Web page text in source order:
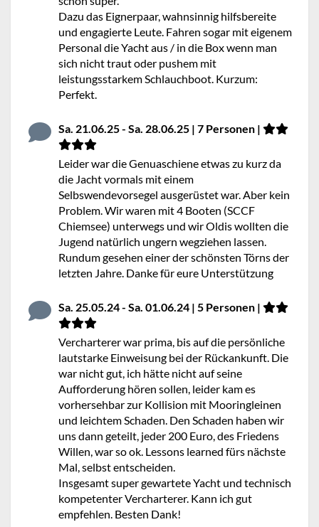
Dazu das Eignerpaar, wahnsinnig hilfsbereite
und engagierte Leute. Fahren sogar mit eigenem
Personal die Yacht aus / in die Box wenn man
sich nicht traut oder pushem mit
leistungsstarkem Schlauchboot. Kurzum:
Perfekt.
Sa. 21.06.25 - Sa. 28.06.25 | 7 Personen |
Leider war die Genuaschiene etwas zu kurz da
die Jacht vormals mit einem
Selbswendevorsegel ausgerüstet war. Aber kein
Problem. Wir waren mit 4 Booten (SCCF
Chiemsee) unterwegs und wir Oldis wollten die
Jugend natürlich ungern wegziehen lassen.
Rundum gesehen einer der schönsten Törns der
letzten Jahre. Danke für eure Unterstützung
Sa. 25.05.24 - Sa. 01.06.24 | 5 Personen |
Vercharterer war prima, bis auf die persönliche
lautstarke Einweisung bei der Rückankunft. Die
war nicht gut, ich hätte nicht auf seine
Aufforderung hören sollen, leider kam es
vorhersehbar zur Kollision mit Mooringleinen
und leichtem Schaden. Den Schaden haben wir
uns dann geteilt, jeder 200 Euro, des Friedens
Willen, war so ok. Lessons learned fürs nächste
Mal, selbst entscheiden.
Insgesamt super gewartete Yacht und technisch
kompetenter Vercharterer. Kann ich gut
empfehlen. Besten Dank!